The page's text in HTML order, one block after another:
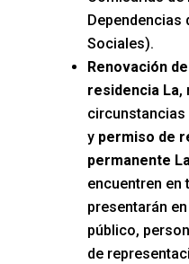
Dependencias
Sociales).
Renovación
residencia La,
y permiso de
permanente
encuentren en
presentarán
público,
de